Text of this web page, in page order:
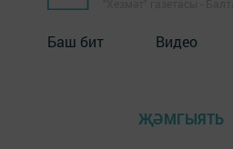
Баш бит Видео
ҖӘМГЫЯТЬ